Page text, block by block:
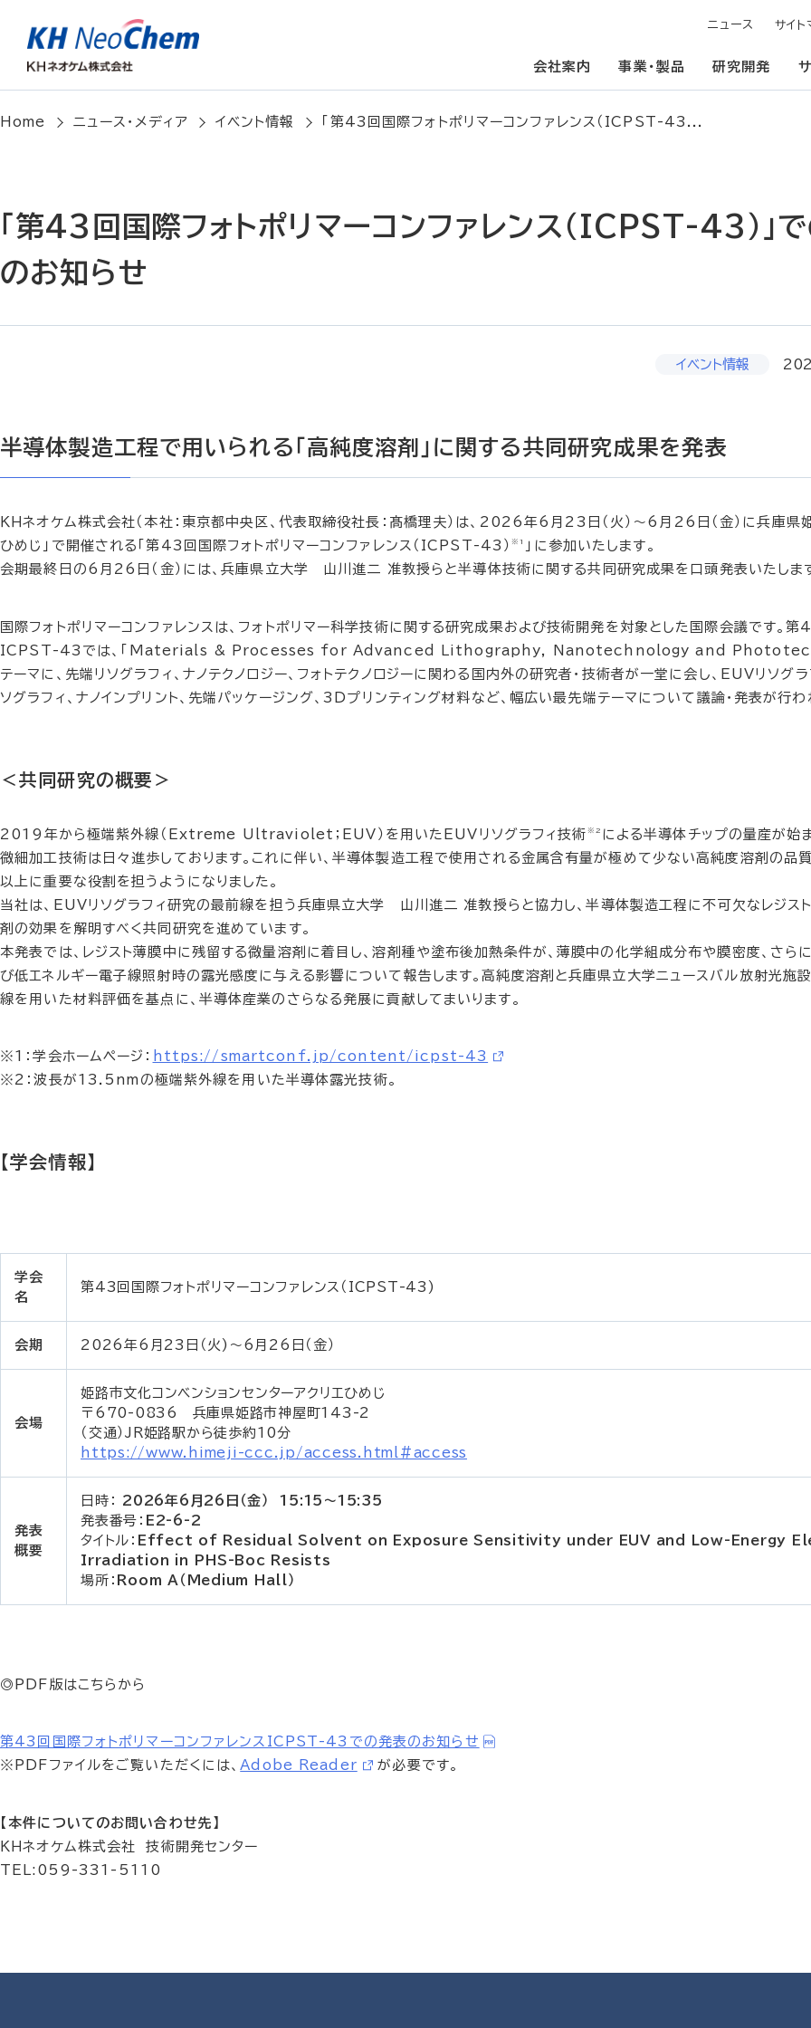
会社案内 事業・製品 研究開発
ニュース サイト
Home ニュース・メディア イベント情報 「第43回国際フォトポリマーコンファレンス（ICPST-43...
「第43回国際フォトポリマーコンファレンス（ICPST-43）」
のお知らせ
イベント情報
半導体製造工程で用いられる「高純度溶剤」に関する共同研究成果を発表
ＫＨネオケム株式会社（本社：東京都中央区、代表取締役社長：髙橋理夫）は、2026年6月23日（火）～6月26日（金）に兵庫県
ひめじ」で開催される「第43回国際フォトポリマーコンファレンス（ICPST-43）※1
」に参加いたします。
会期最終日の6月26日（金）には、兵庫県立大学 山川進二 准教授らと半導体技術に関する共同研究成果を口頭発表いたします
国際フォトポリマーコンファレンスは、フォトポリマー科学技術に関する研究成果および技術開発を対象とした国際会議です。第
ICPST-43では、「Materials & Processes for Advanced Lithography, Nanotechnology and
テーマに、先端リソグラフィ、ナノテクノロジー、フォトテクノロジーに関わる国内外の研究者・技術者が一堂に会し、EUVリソグラ
ソグラフィ、ナノインプリント、先端パッケージング、3Dプリンティング材料など、幅広い最先端テーマについて議論・発表が行わ
＜共同研究の概要＞
2019年から極端紫外線（Extreme Ultraviolet；EUV）を用いたEUVリソグラフィ技術 ※2 による半導体チップの量産が始
微細加工技術は日々進歩しております。これに伴い、半導体製造工程で使用される金属含有量が極めて少ない高純度溶剤の品質
以上に重要な役割を担うようになりました。
当社は、EUVリソグラフィ研究の最前線を担う兵庫県立大学 山川進二 准教授らと協力し、半導体製造工程に不可欠なレジス
剤の効果を解明すべく共同研究を進めています。
本発表では、レジスト薄膜中に残留する微量溶剤に着目し、溶剤種や塗布後加熱条件が、薄膜中の化学組成分布や膜密度、さら
び低エネルギー電子線照射時の露光感度に与える影響について報告します。高純度溶剤と兵庫県立大学ニュースバル放射光施
線を用いた材料評価を基点に、半導体産業のさらなる発展に貢献してまいります。
※1：学会ホームページ： https://smartconf.jp/content/icpst-43
※2：波長が13.5nmの極端紫外線を用いた半導体露光技術。
【学会情報】
学会
名
第43回国際フォトポリマーコンファレンス（ICPST-43)
会期 2026年6月23日（火)～6月26日（金）
会場
姫路市文化コンベンションセンターアクリエひめじ
〒670-0836 兵庫県姫路市神屋町143-2
（交通）JR姫路駅から徒歩約10分
https://www.himeji-ccc.jp/access.html#access
発表
概要
日時： 2026年6月26日（金） 15:15～15:35
発表番号： E2-6-2
タイトル： Effect of Residual Solvent on Exposure Sensitivity under EUV and Low-Energy
Irradiation in PHS-Boc Resists
場所： Room A（Medium Hall）
◎PDF版はこちらから
第43回国際フォトポリマーコンファレンスICPST-43での発表のお知らせ
※PDFファイルをご覧いただくには、Adobe Reader が必要です。
【本件についてのお問い合わせ先】
ＫＨネオケム株式会社 技術開発センター
TEL:059-331-5110